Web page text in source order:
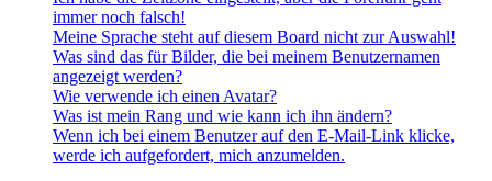
immer noch falsch!
Meine Sprache steht auf diesem Board nicht zur Auswahl!
Was sind das für Bilder, die bei meinem Benutzernamen
angezeigt werden?
Wie verwende ich einen Avatar?
Was ist mein Rang und wie kann ich ihn ändern?
Wenn ich bei einem Benutzer auf den E-Mail-Link klicke,
werde ich aufgefordert, mich anzumelden.